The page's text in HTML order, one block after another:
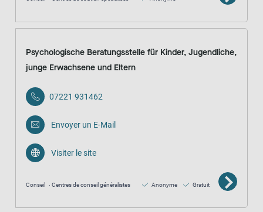
Psychologische Beratungsstelle für Kinder, Jugendliche,
junge Erwachsene und Eltern
07221 931462
Envoyer un E-Mail
Visiter le site
Conseil Centres de conseil généralistes Anonyme Gratuit